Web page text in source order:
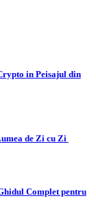
in Peisajul din
de Zi cu Zi
Complet pentru